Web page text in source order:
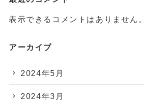
表示できるコメントはありません。
アーカイブ
2024年5月
2024年3月